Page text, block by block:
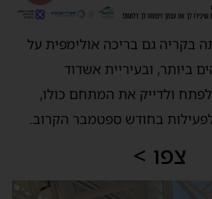
בקריה גם בריכה אולימפית על
ביותר, ובעיריית אשדוד
ולדייק את המתחם כולו,
בחודש ספטמבר הקרוב.
צפו >